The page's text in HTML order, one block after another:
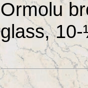
Ormolu
glass,